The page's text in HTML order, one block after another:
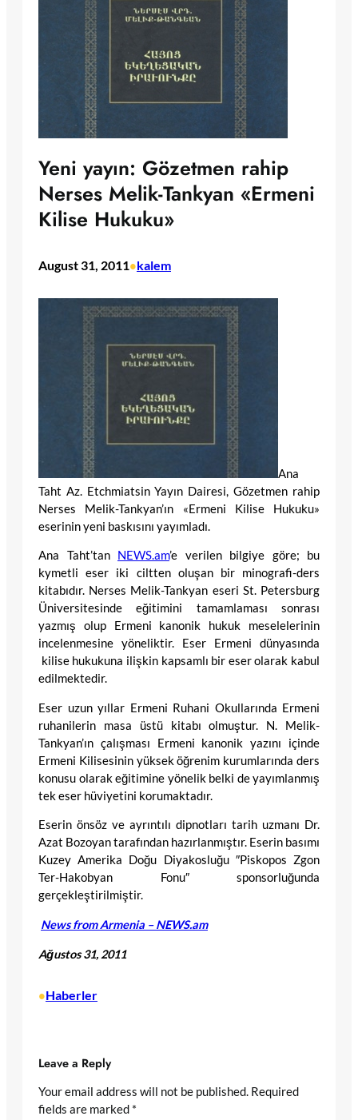
Yeni yayın: Gözetmen rahip
Nerses Melik-Tankyan «Ermeni
Kilise Hukuku»
August 31, 2011•kalem
Ana
Taht Az. Etchmiatsin Yayın Dairesi, Gözetmen rahip
Nerses Melik-Tankyan’ın «Ermeni Kilise Hukuku»
eserinin yeni baskısını yayımladı.
Ana Taht’tan NEWS.am’e verilen bilgiye göre; bu
kymetli eser iki ciltten oluşan bir minografi-ders
kitabıdır. Nerses Melik-Tankyan eseri St. Petersburg
Üniversitesinde eğitimini tamamlaması sonrası
yazmış olup Ermeni kanonik hukuk meselelerinin
incelenmesine yöneliktir. Eser Ermeni dünyasında
kilise hukukuna ilişkin kapsamlı bir eser olarak kabul
edilmektedir.
Eser uzun yıllar Ermeni Ruhani Okullarında Ermeni
ruhanilerin masa üstü kitabı olmuştur. N. Melik-
Tankyan’ın çalışması Ermeni kanonik yazını içinde
Ermeni Kilisesinin yüksek öğrenim kurumlarında ders
konusu olarak eğitimine yönelik belki de yayımlanmış
tek eser hüviyetini korumaktadır.
Eserin önsöz ve ayrıntılı dipnotları tarih uzmanı Dr.
Azat Bozoyan tarafından hazırlanmıştır. Eserin basımı
Kuzey Amerika Doğu Diyakosluğu ″Piskopos Zgon
Ter-Hakobyan Fonu″ sponsorluğunda
gerçekleştirilmiştir.
News from Armenia – NEWS.am
Ağustos 31, 2011
•Haberler
Leave a Reply
Your email address will not be published. Required
fields are marked *